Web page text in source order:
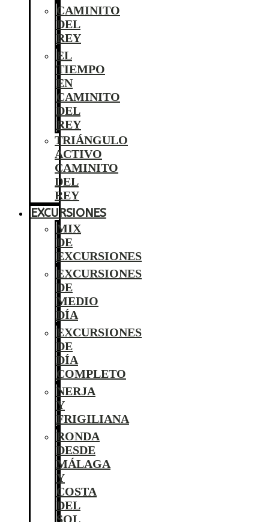
CAMINITO
DEL
REY
EL
TIEMPO
EN
CAMINITO
DEL
REY
TRIÁNGULO
ACTIVO
CAMINITO
DEL
REY
EXCURSIONES
MIX
DE
EXCURSIONES
EXCURSIONES
DE
MEDIO
DÍA
EXCURSIONES
DE
DÍA
COMPLETO
NERJA
Y
FRIGILIANA
RONDA
DESDE
MÁLAGA
Y
COSTA
DEL
SOL